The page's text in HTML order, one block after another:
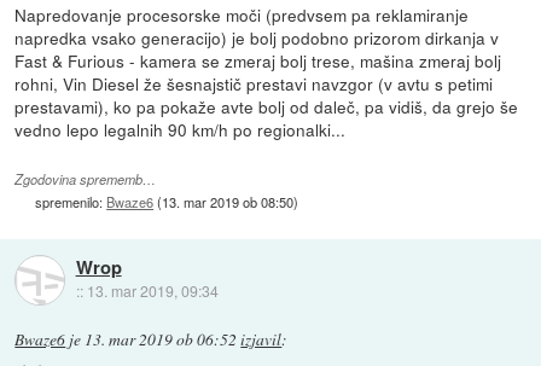
Napredovanje procesorske moči (predvsem pa reklamiranje
napredka vsako generacijo) je bolj podobno prizorom dirkanja v
Fast & Furious - kamera se zmeraj bolj trese, mašina zmeraj bolj
rohni, Vin Diesel že šesnajstič prestavi navzgor (v avtu s petimi
prestavami), ko pa pokaže avte bolj od daleč, pa vidiš, da grejo še
vedno lepo legalnih 90 km/h po regionalki...
Zgodovina sprememb…
spremenilo: Bwaze6(13. mar 2019 ob 08:50)
Wrop
:: 13. mar 2019, 09:34
Bwaze6 je 13. mar 2019 ob 06:52 izjavil: